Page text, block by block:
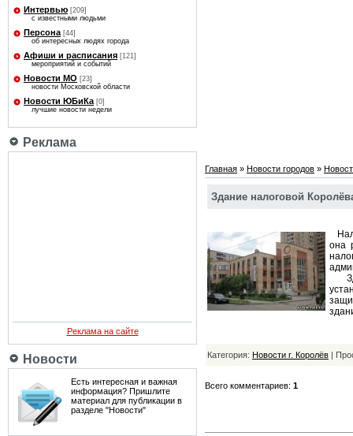
Интервью [209]
с известными людьми
Персона [44]
об интересных людях города
Афиши и расписания [121]
мероприятий и событий
Новости МО [23]
новости Московской области
Новости ЮБиКа [0]
лучшие новости недели
Реклама
Реклама на сайте
Новости
Есть интересная и важная
информация? Пришлите
материал для публикации в
разделе "Новости"
Главная » Новости городов »
Здание налоговой
она
Категория: Новости г. Королёв |
Всего комментариев: 1